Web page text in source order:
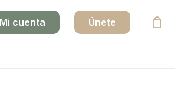
Mi cuenta Únete Close